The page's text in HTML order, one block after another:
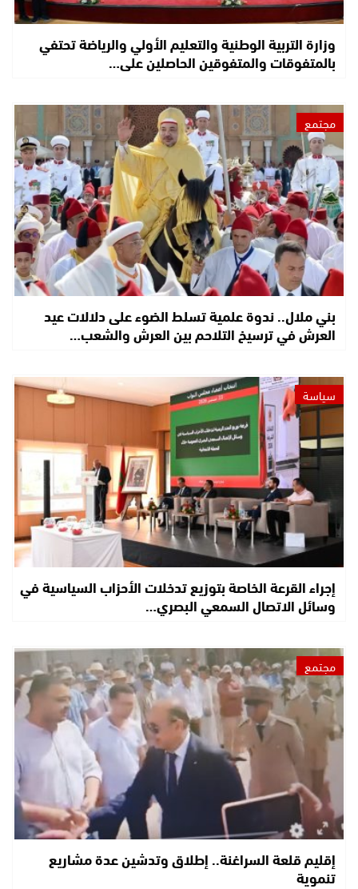
وزارة التربية الوطنية والتعليم الأولي والرياضة تحتفي
بالمتفوقات والمتفوقين الحاصلين على…
مجتمع
بني ملال.. ندوة علمية تسلط الضوء على دلالات عيد
العرش في ترسيخ التلاحم بين العرش والشعب…
سياسة
إجراء القرعة الخاصة بتوزيع تدخلات الأحزاب السياسية في
وسائل الاتصال السمعي البصري…
مجتمع
إقليم قلعة السراغنة.. إطلاق وتدشين عدة مشاريع
تنموية